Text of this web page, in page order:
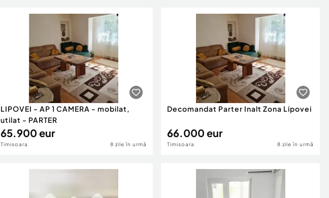
LIPOVEI - AP 1 CAMERA - mobilat,
utilat - PARTER
65.900 eur
Timisoara 8 zile în urmă
Decomandat Parter Inalt Zona Lipovei
66.000 eur
Timisoara 8 zile în urmă